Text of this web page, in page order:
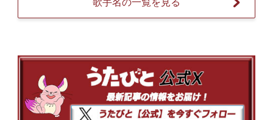
歌手名の一覧を見る